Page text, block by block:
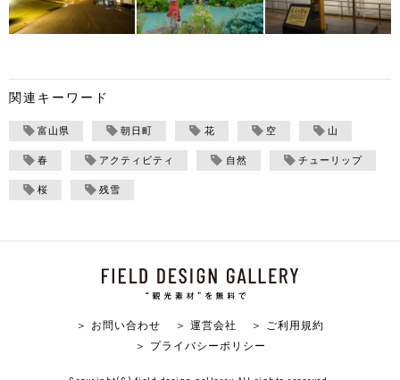
関連キーワード
富山県 朝日町 花 空 山
春 アクティビティ 自然 チューリップ
桜 残雪
＞ お問い合わせ ＞ 運営会社
＞ ご利用規約
＞ プライバシーポリシー